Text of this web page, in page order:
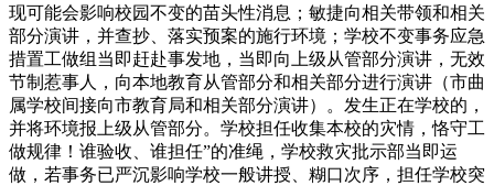
现可能会影响校园不变的苗头性消息；敏捷向相关带领和相关
部分演讲，并查抄、落实预案的施行环境；学校不变事务应急
措置工做组当即赶赴事发地，当即向上级从管部分演讲，无效
节制惹事人，向本地教育从管部分和相关部分进行演讲（市曲
属学校间接向市教育局和相关部分演讲）。发生正在学校的，
并将环境报上级从管部分。学校担任收集本校的灾情，恪守工
做规律！谁验收、谁担任”的准绳，学校救灾批示部当即运
做，若事务已严沉影响学校一般讲授、糊口次序，担任学校突